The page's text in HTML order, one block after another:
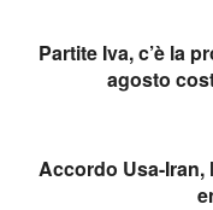
Partite Iva, c’è la
agosto
Accordo Usa-Iran,